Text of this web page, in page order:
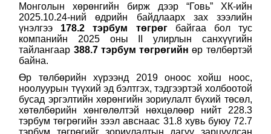
Монголын хөрөнгийн бирж дээр “Говь” ХК-ийн
2025.10.24-ний өдрийн байдлаарх зах зээлийн
үнэлгээ 178.2 тэрбум төгрөгбайгаа бол тус
компанийн 2025 оны II улирлын санхүүгийн
тайлангаар 388.7 тэрбум төгрөгийн өр төлбөртэй
байна.
Өр төлбөрийн хүрээнд 2019 оноос хойш ноос,
ноолуурын түүхий эд бэлтгэх, тэдгээртэй холбоотой
бусад эргэлтийн хөрөнгийн зориулалт бүхий төсөл,
хөтөлбөрийн хөнгөлөлтэй нөхцөлөөр нийт 228.3
тэрбум төгрөгийн зээл авснаас 31.8 хувь буюу 72.7
тэрбум төгрөгийг зориулалтын дагуу зарцуулсан